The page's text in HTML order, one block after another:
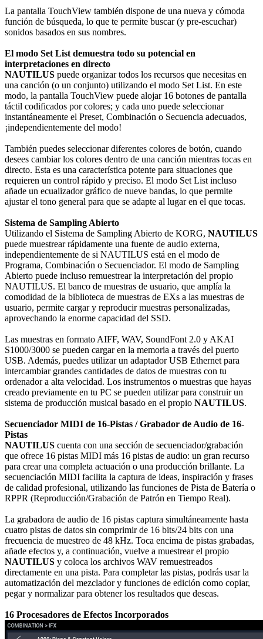
La pantalla TouchView también dispone de una nueva y cómoda
función de búsqueda, lo que te permite buscar (y pre-escuchar)
sonidos basados en sus nombres.
El modo Set List demuestra todo su potencial en
interpretaciones en directo
NAUTILUS puede organizar todos los recursos que necesitas en
una canción (o un conjunto) utilizando el modo Set List. En este
modo, la pantalla TouchView puede alojar 16 botones de pantalla
táctil codificados por colores; y cada uno puede seleccionar
instantáneamente el Preset, Combinación o Secuencia adecuados,
¡independientemente del modo!
También puedes seleccionar diferentes colores de botón, cuando
desees cambiar los colores dentro de una canción mientras tocas en
directo. Esta es una característica potente para situaciones que
requieren un control rápido y preciso. El modo Set List incluso
añade un ecualizador gráfico de nueve bandas, lo que permite
ajustar el tono general para que se adapte al lugar en el que tocas.
Sistema de Sampling Abierto
Utilizando el Sistema de Sampling Abierto de KORG, NAUTILUS
puede muestrear rápidamente una fuente de audio externa,
independientemente de si NAUTILUS está en el modo de
Programa, Combinación o Secuenciador. El modo de Sampling
Abierto puede incluso remuestrear la interpretación del propio
NAUTILUS. El banco de muestras de usuario, que amplía la
comodidad de la biblioteca de muestras de EXs a las muestras de
usuario, permite cargar y reproducir muestras personalizadas,
aprovechando la enorme capacidad del SSD.
Las muestras en formato AIFF, WAV, SoundFont 2.0 y AKAI
S1000/3000 se pueden cargar en la memoria a través del puerto
USB. Además, puedes utilizar un adaptador USB Ethernet para
intercambiar grandes cantidades de datos de muestras con tu
ordenador a alta velocidad. Los instrumentos o muestras que hayas
creado previamente en tu PC se pueden utilizar para construir un
sistema de producción musical basado en el propio NAUTILUS.
Secuenciador MIDI de 16-Pistas / Grabador de Audio de 16-
Pistas
NAUTILUS cuenta con una sección de secuenciador/grabación
que ofrece 16 pistas MIDI más 16 pistas de audio: un gran recurso
para crear una completa actuación o una producción brillante. La
secuenciación MIDI facilita la captura de ideas, inspiración y frases
de calidad profesional, utilizando las funciones de Pista de Batería o
RPPR (Reproducción/Grabación de Patrón en Tiempo Real).
La grabadora de audio de 16 pistas captura simultáneamente hasta
cuatro pistas de datos sin comprimir de 16 bits/24 bits con una
frecuencia de muestreo de 48 kHz. Toca encima de pistas grabadas,
añade efectos y, a continuación, vuelve a muestrear el propio
NAUTILUS y coloca los archivos WAV remuestreados
directamente en una pista. Para completar las pistas, podrás usar la
automatización del mezclador y funciones de edición como copiar,
pegar y normalizar para obtener los resultados que deseas.
16 Procesadores de Efectos Incorporados